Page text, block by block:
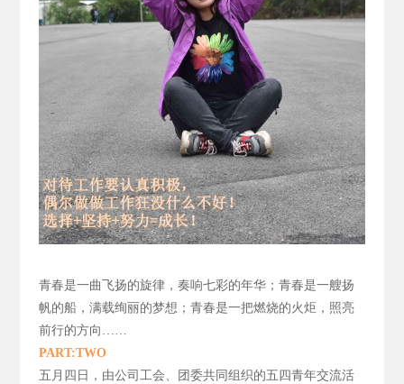
青春是一曲飞扬的旋律， 奏响七彩的年华；青春是一艘扬
帆的船，满载绚丽的梦想；青春是一把燃烧的火炬，照亮
前行的方向……
PART:TWO
五月四日，由公司工会、团委共同组织的五四青年交流活